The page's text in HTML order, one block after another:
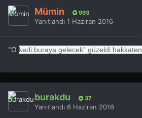
Mümin 993
Yanıtlandı 1 Haziran 2016
"O kedi buraya gelecek" güzeldi hakkaten
burakdu 37
Yanıtlandı 6 Haziran 2016